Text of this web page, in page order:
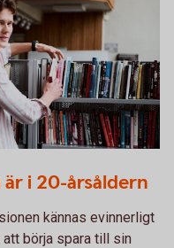
i 20-årsåldern
kännas evinnerligt
att börja spara till sin